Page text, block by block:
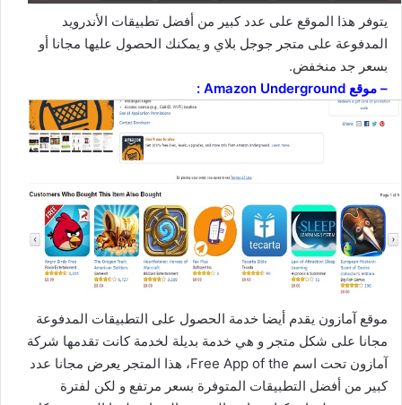
يتوفر هذا الموقع على عدد كبير من أفضل تطبيقات الأندرويد
المدفوعة على متجر جوجل بلاي و يمكنك الحصول عليها مجانا أو
بسعر جد منخفض.
– موقع Amazon Underground :
موقع آمازون يقدم أيضا خدمة الحصول على التطبيقات المدفوعة
مجانا على شكل متجر و هي خدمة بديلة لخدمة كانت تقدمها شركة
آمازون تحت اسم Free App of the، هذا المتجر يعرض مجانا عدد
كبير من أفضل التطبيقات المتوفرة بسعر مرتفع و لكن لفترة